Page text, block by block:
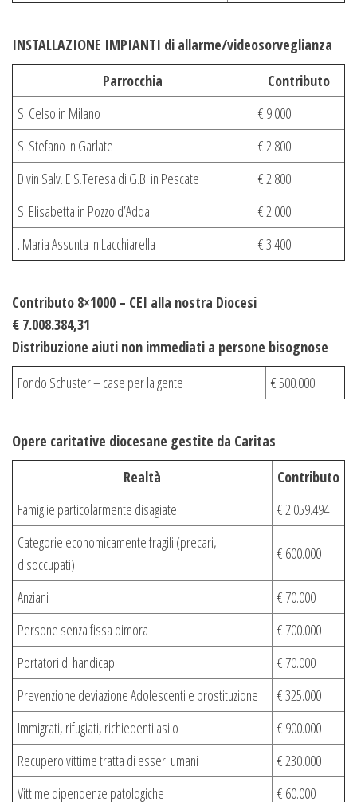
INSTALLAZIONE IMPIANTI di allarme/videosorveglianza
Parrocchia
Contributo
S. Celso in Milano
€ 9.000
S. Stefano in Garlate
€ 2.800
Divin Salv. E S.Teresa di G.B. in Pescate
€ 2.800
S. Elisabetta in Pozzo d’Adda
€ 2.000
. Maria Assunta in Lacchiarella
€ 3.400
Contributo 8×1000 – CEI alla nostra Diocesi
€ 7.008.384,31
Distribuzione aiuti non immediati a persone bisognose
Fondo Schuster – case per la gente
€ 500.000
Opere caritative diocesane gestite da Caritas
Realtà
Contributo
Famiglie particolarmente disagiate
€ 2.059.494
Categorie economicamente fragili (precari,
disoccupati)
€ 600.000
Anziani
€ 70.000
Persone senza fissa dimora
€ 700.000
Portatori di handicap
€ 70.000
Prevenzione deviazione Adolescenti e prostituzione
€ 325.000
Immigrati, rifugiati, richiedenti asilo
€ 900.000
Recupero vittime tratta di esseri umani
€ 230.000
Vittime dipendenze patologiche
€ 60.000